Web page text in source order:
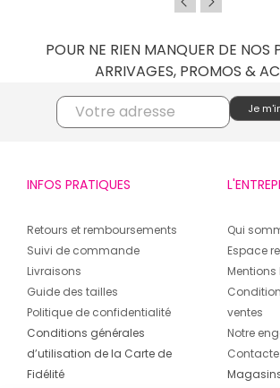
POUR NE RIEN MANQUER DE NOS
ARRIVAGES, PROMOS &
INFOS PRATIQUES
Retours et remboursements
Suivi de commande
Livraisons
Guide des tailles
Politique de confidentialité
Conditions générales
d’utilisation de la Carte de
Fidélité
Qui
Espace
ventes
Notre